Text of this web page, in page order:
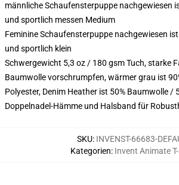
männliche Schaufensterpuppe nachgewiesen
und sportlich messen Medium
Feminine Schaufensterpuppe nachgewiesen
und sportlich klein
Schwergewicht 5,3 oz / 180 gsm Tuch, starke
Baumwolle vorschrumpfen, wärmer grau ist
Polyester, Denim Heather ist 50% Baumwolle /
Doppelnadel-Hämme und Halsband für
SKU: INVENST-66683-
Kategorien: Invent Animate